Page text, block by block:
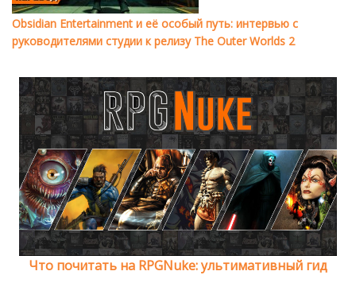
Obsidian Entertainment и её особый путь: интервью с
руководителями студии к релизу The Outer Worlds 2
Что почитать на RPGNuke: ультимативный гид